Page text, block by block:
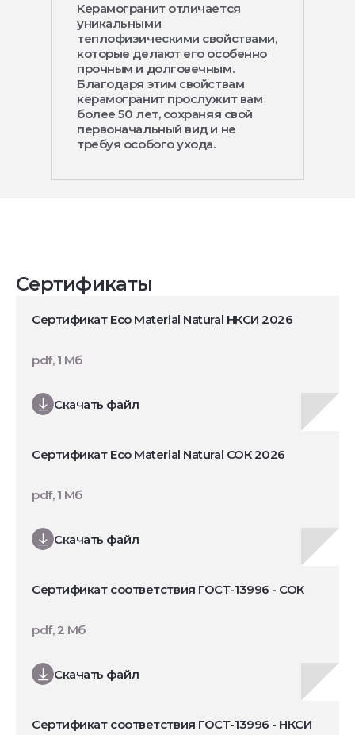
Керамогранит отличается
уникальными
теплофизическими свойствами,
которые делают его особенно
прочным и долговечным.
Благодаря этим свойствам
керамогранит прослужит вам
более 50 лет, сохраняя свой
первоначальный вид и не
требуя особого ухода.
Сертификаты
Сертификат Eco Material Natural НКСИ 2026
Скачать файл
pdf, 1 Мб
Сертификат Eco Material Natural СОК 2026
Скачать файл
pdf, 1 Мб
Сертификат соответствия ГОСТ-13996 - СОК
Скачать файл
pdf, 2 Мб
Сертификат соответствия ГОСТ-13996 - НКСИ